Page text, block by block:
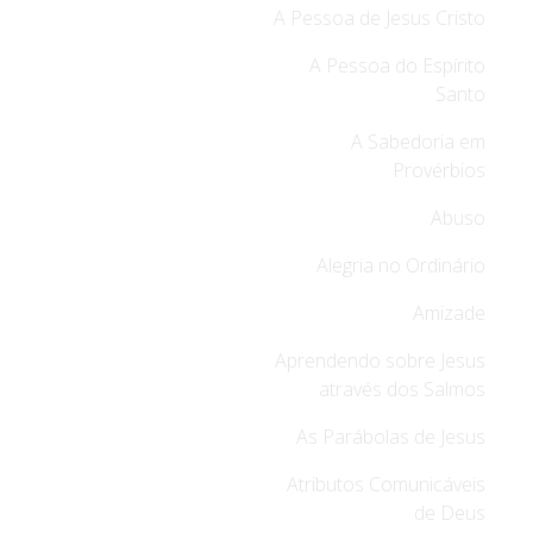
A Pessoa de Jesus Cristo
A Pessoa do Espírito
Santo
A Sabedoria em
Provérbios
Abuso
Alegria no Ordinário
Amizade
Aprendendo sobre Jesus
através dos Salmos
As Parábolas de Jesus
Atributos Comunicáveis
de Deus